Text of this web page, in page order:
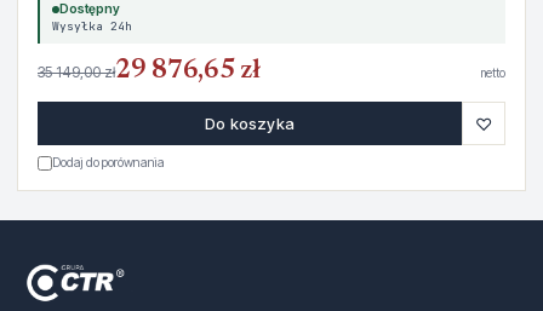
Dostępny
Wysyłka 24h
35 149,00 zł29 876,65 zł netto
Do koszyka ♡
Dodaj do porównania